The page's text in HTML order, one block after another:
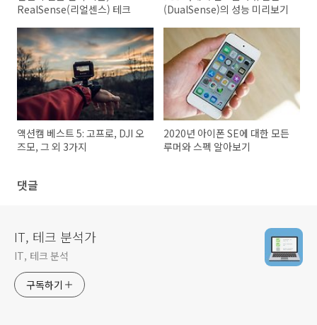
RealSense(리얼센스) 테크
(DualSense)의 성능 미리보기
액션캠 베스트 5: 고프로, DJI 오
즈모, 그 외 3가지
2020년 아이폰 SE에 대한 모든
루머와 스펙 알아보기
댓글
IT, 테크 분석가
IT, 테크 분석
구독하기